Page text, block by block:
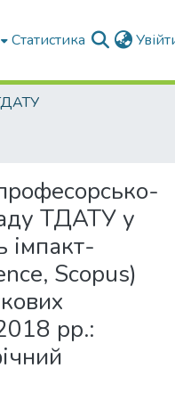
Статистика
ТДАТУ у
імпакт-
Scopus)
рр.: